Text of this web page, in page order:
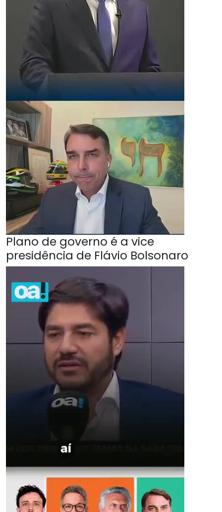
Plano de governo é a vice
presidência de Flávio Bolsonaro